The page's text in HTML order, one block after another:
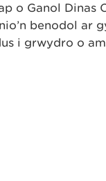
o Ganol Dinas
benodol ar
i grwydro o